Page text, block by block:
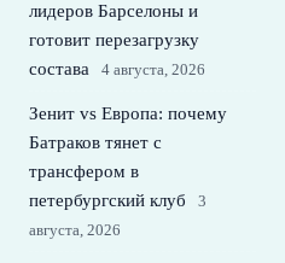
лидеров Барселоны и
готовит перезагрузку
состава
4 августа, 2026
Зенит vs Европа: почему
Батраков тянет с
трансфером в
петербургский клуб
3
августа, 2026